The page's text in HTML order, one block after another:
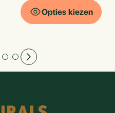
Opties kiezen